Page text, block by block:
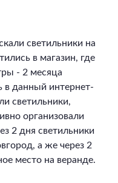
светильники на
в магазин, где
- 2 месяца
в данный интернет-
светильники,
организовали
2 дня светильники
а же через 2
место на веранде.